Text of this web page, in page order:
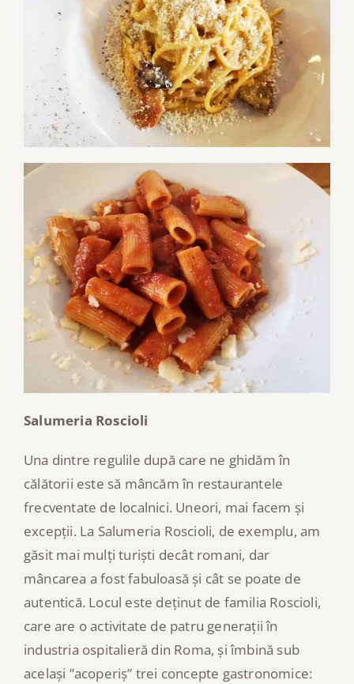
Salumeria Roscioli
Una dintre regulile după care ne ghidăm în
călătorii este să mâncăm în restaurantele
frecventate de localnici. Uneori, mai facem și
excepții. La Salumeria Roscioli, de exemplu, am
găsit mai mulți turiști decât romani, dar
mâncarea a fost fabuloasă și cât se poate de
autentică. Locul este deținut de familia Roscioli,
care are o activitate de patru generații în
industria ospitalieră din Roma, și îmbină sub
același ”acoperiș” trei concepte gastronomice: